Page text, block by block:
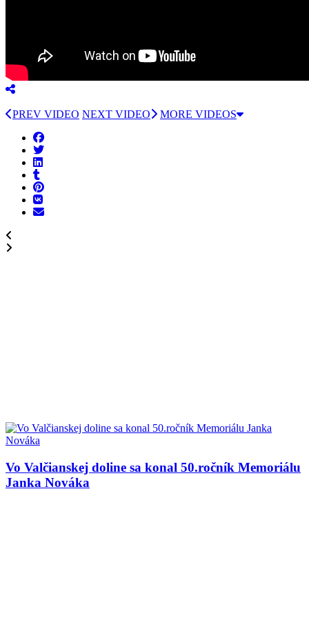
PREV VIDEO NEXT VIDEO MORE VIDEOS
Vo Valčianskej doline sa konal 50.ročník Memoriálu
Janka Nováka